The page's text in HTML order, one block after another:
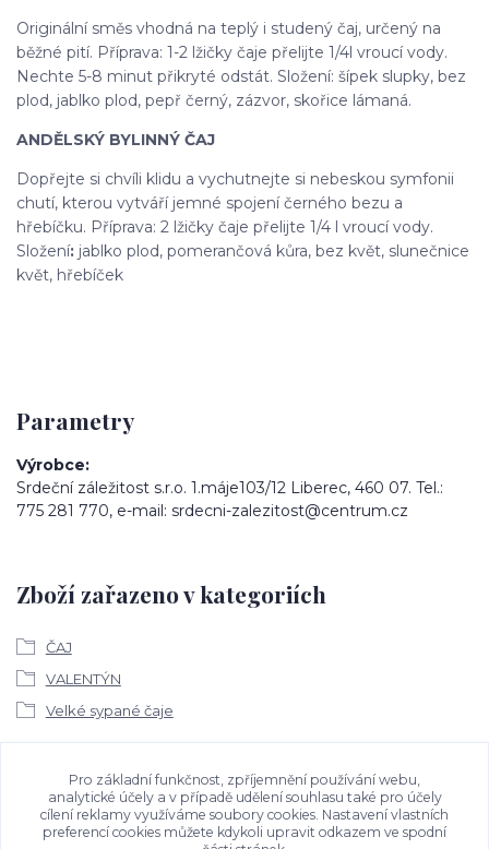
Originální směs vhodná na teplý i studený čaj, určený na
běžné pití. Příprava: 1-2 lžičky čaje přelijte 1/4l vroucí vody.
Nechte 5-8 minut přikryté odstát. Složení: šípek slupky, bez
plod, jablko plod, pepř černý, zázvor, skořice lámaná.
ANDĚLSKÝ BYLINNÝ ČAJ
Dopřejte si chvíli klidu a vychutnejte si nebeskou symfonii
chutí, kterou vytváří jemné spojení černého bezu a
hřebíčku. Příprava: 2 lžičky čaje přelijte 1/4 l vroucí vody.
Složení: jablko plod, pomerančová kůra, bez květ, slunečnice
květ, hřebíček
Parametry
Výrobce
Srdeční záležitost s.r.o. 1.máje103/12 Liberec, 460 07. Tel.:
775 281 770, e-mail: srdecni-zalezitost@centrum.cz
Zboží zařazeno v kategoriích
ČAJ
VALENTÝN
Velké sypané čaje
Ke stažení
Bezpečností upozornění
Pro základní funkčnost, zpříjemnění používání webu,
analytické účely a v případě udělení souhlasu také pro účely
cílení reklamy využíváme soubory cookies. Nastavení vlastních
preferencí cookies můžete kdykoli upravit odkazem ve spodní